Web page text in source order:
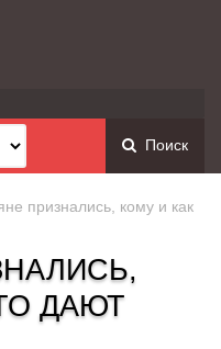
Поиск
признались, кому и как
ДАЮТ